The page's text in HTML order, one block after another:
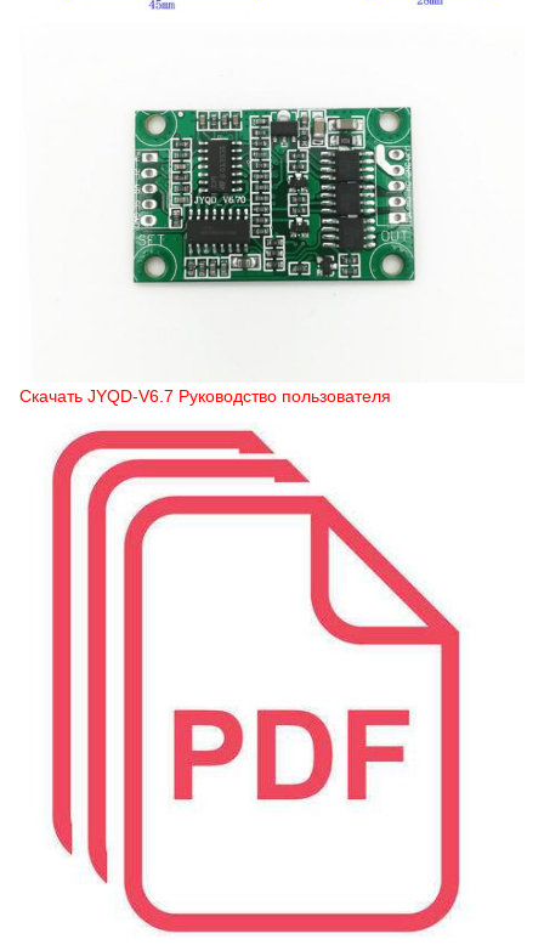
Скачать JYQD-V6.7 Руководство пользователя